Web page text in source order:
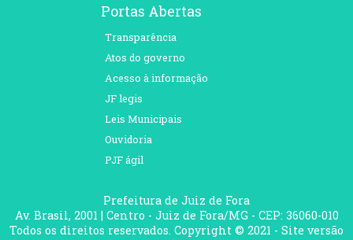
Portas Abertas
Transparência
Atos do governo
Acesso à informação
JF legis
Leis Municipais
Ouvidoria
PJF ágil
Prefeitura de Juiz de Fora
Av. Brasil, 2001 | Centro - Juiz de Fora/MG - CEP: 36060-010
Todos os direitos reservados. Copyright © 2021 - Site versão